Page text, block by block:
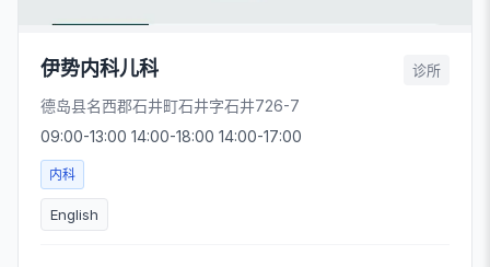
伊势内科儿科 诊所
德岛县名西郡石井町石井字石井726-7
09:00-13:00 14:00-18:00 14:00-17:00
内科
English